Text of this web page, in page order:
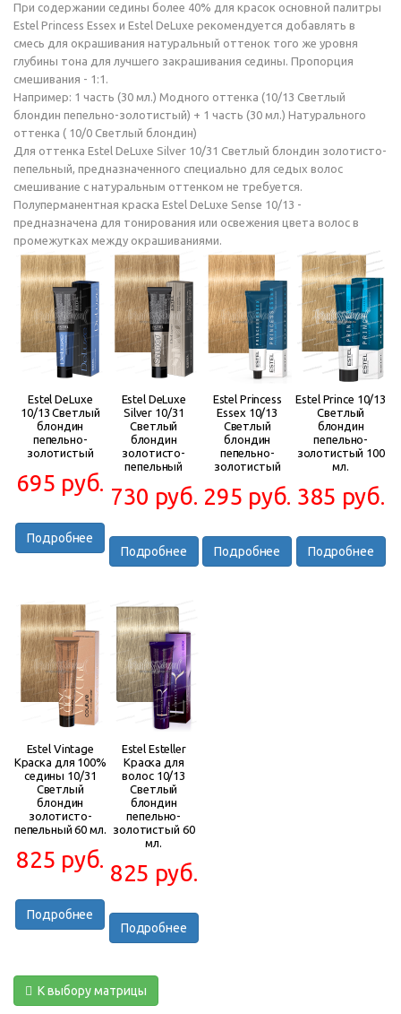
При содержании седины более 40% для красок основной палитры
Estel Princess Essex и Estel DeLuxe рекомендуется добавлять в
смесь для окрашивания натуральный оттенок того же уровня
глубины тона для лучшего закрашивания седины. Пропорция
смешивания - 1:1.
Например: 1 часть (30 мл.) Модного оттенка (10/13 Светлый
блондин пепельно-золотистый) + 1 часть (30 мл.) Натурального
оттенка ( 10/0 Светлый блондин)
Для оттенка Estel DeLuxe Silver 10/31 Светлый блондин золотисто-
пепельный, предназначенного специально для седых волос
смешивание с натуральным оттенком не требуется.
Полуперманентная краска Estel DeLuxe Sense 10/13 -
предназначена для тонирования или освежения цвета волос в
промежутках между окрашиваниями.
Estel DeLuxe
10/13 Светлый
блондин
пепельно-
золотистый
695 руб.
Подробнее
Estel DeLuxe
Silver 10/31
Светлый
блондин
золотисто-
пепельный
730 руб.
Подробнее
Estel Princess
Essex 10/13
Светлый
блондин
пепельно-
золотистый
295 руб.
Подробнее
Estel Prince 10/13
Светлый
блондин
пепельно-
золотистый 100
мл.
385 руб.
Подробнее
Estel Vintage
Краска для 100%
седины 10/31
Светлый
блондин
золотисто-
пепельный 60 мл.
825 руб.
Подробнее
Estel Esteller
Краска для
волос 10/13
Светлый
блондин
пепельно-
золотистый 60
мл.
825 руб.
Подробнее
К выбору матрицы